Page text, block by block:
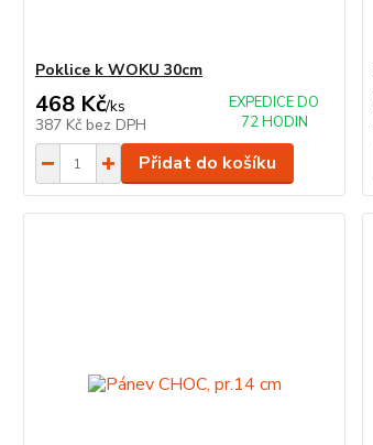
Poklice k WOKU 30cm
468 Kč/ks
387 Kč bez DPH
EXPEDICE DO
72 HODIN
Přidat do košíku